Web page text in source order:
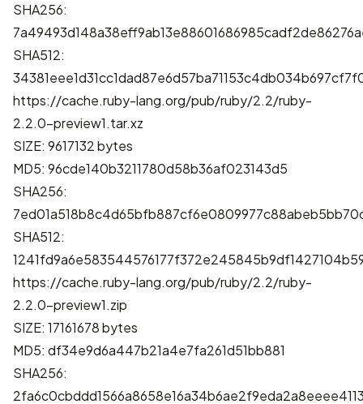
SHA256:
SHA512:
https://cache.ruby-lang.org/pub/ruby/2.2/ruby-
2.2.0-preview1.tar.xz
SIZE: 9617132 bytes
MD5: 96cde140b3211780d58b36af023143d5
SHA256:
SHA512:
https://cache.ruby-lang.org/pub/ruby/2.2/ruby-
2.2.0-preview1.zip
SIZE: 17161678 bytes
MD5: df34e9d6a447b21a4e7fa261d51bb881
SHA256: